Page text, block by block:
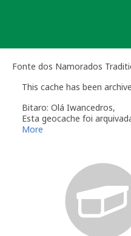
Fonte dos Namorados
This cache has been
Bitaro: Olá Iwancedros,
Esta geocache foi
Verifique a secção das
Geocaching.com Volunteer
Revisor Voluntário em
More